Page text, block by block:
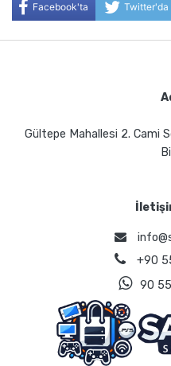
Facebook'ta
Twitter'da
Gültepe Mahallesi 2. Cami
+90
90